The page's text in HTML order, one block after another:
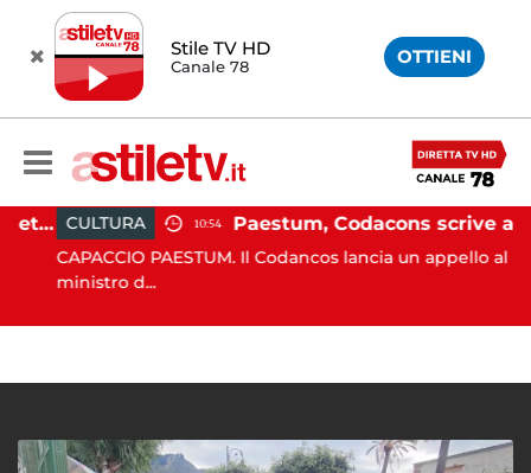
Stile TV HD
Canale 78 OTTIENI
Martina Carbonaro, braccialetto elettronico per i genitori della 14enne uccisa dall'ex CULTURA 10:54 Paestum, Codacons scrive al ministro Giuli: "Rilanciare scavi dell'Anfiteatro nell'area archeologica"
CAPACCIO PAESTUM. Il Codancos lancia un appello al
ministro d...